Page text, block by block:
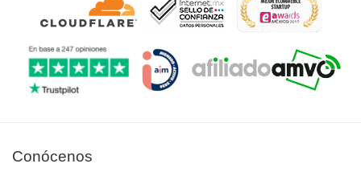
Conócenos